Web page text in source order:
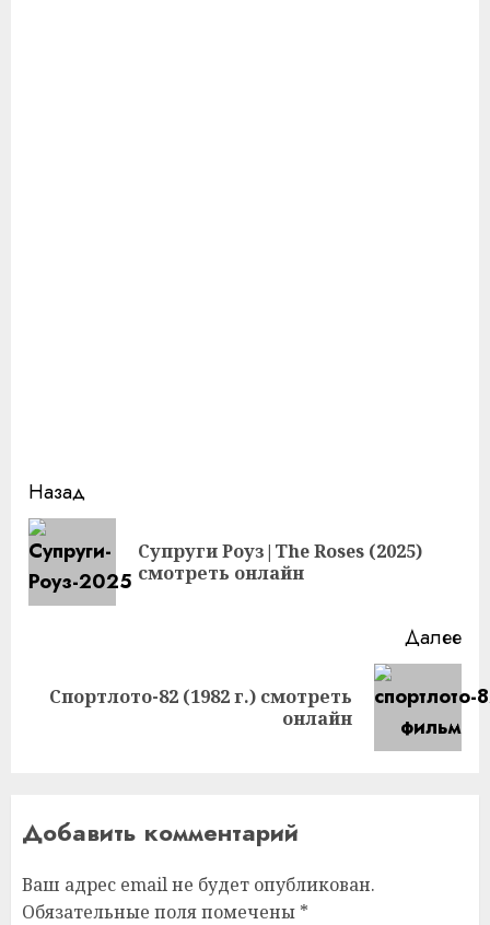
Продолжить
чтение
Назад
Супруги Роуз|The Roses (2025)
смотреть онлайн
Далее
Следующая
Спортлото-82 (1982 г.) смотреть
онлайн
Добавить комментарий
Ваш адрес email не будет опубликован.
Обязательные поля помечены *